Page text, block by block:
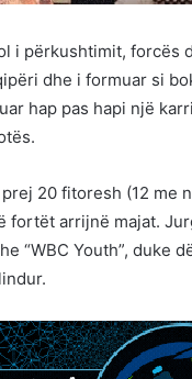
i përkushtimit, forcës
dhe i formuar si
hap pas hapi një
20 fitoresh (12 me
fortët arrijnë majat.
“WBC Youth”,